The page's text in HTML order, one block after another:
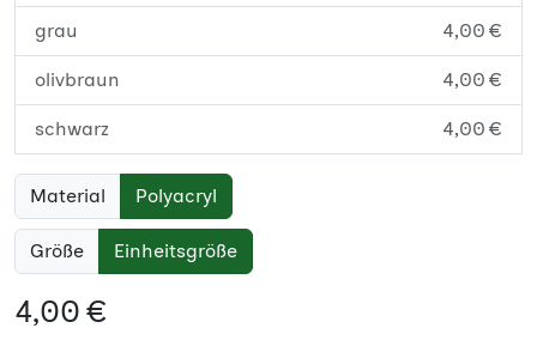
grau 4,00 €
olivbraun 4,00 €
schwarz 4,00 €
Material Polyacryl
Größe Einheitsgröße
4,00 €